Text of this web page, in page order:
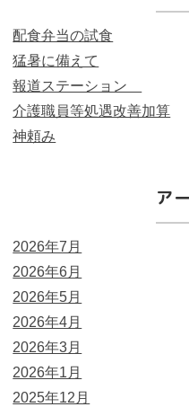
配食弁当の試食
猛暑に備えて
報道ステーション
介護職員等処遇改善加算
神頼み
ア
2026年7月
2026年6月
2026年5月
2026年4月
2026年3月
2026年1月
2025年12月